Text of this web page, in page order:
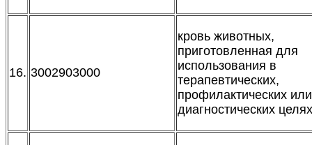
16. 3002903000
кровь животных,
приготовленная для
использования в
терапевтических,
профилактических или
диагностических целях